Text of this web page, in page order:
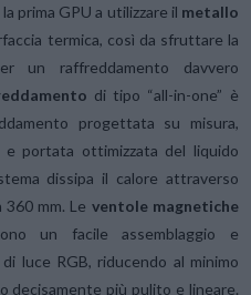
prima GPU a utilizzare il metallo
termica, così da sfruttare la
un raffreddamento davvero
di tipo “all-in-one” è
progettata su misura,
e portata ottimizzata del liquido
dissipa il calore attraverso
mm. Le ventole magnetiche
un facile assemblaggio e
luce RGB, riducendo al minimo
decisamente più pulito e lineare.